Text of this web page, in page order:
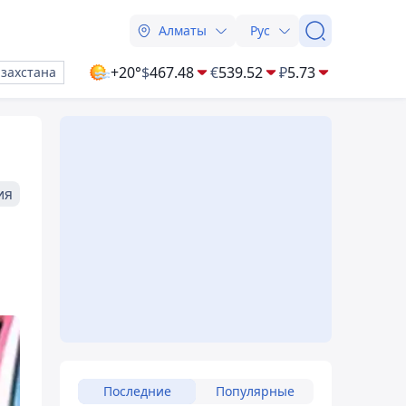
Алматы Рус
+20°$467.48 €539.52 ₽5.73
Последние Популярные